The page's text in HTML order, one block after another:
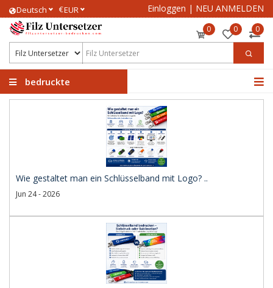
Deutsch €EUR Einloggen | NEU ANMELDEN
0 0 0
bedruckte
Wie gestaltet man ein Schlüsselband mit Logo? ..
Jun 24 - 2026